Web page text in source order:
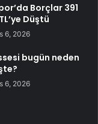
Borçlar 391
Düştü
6, 2026
bugün neden
6, 2026